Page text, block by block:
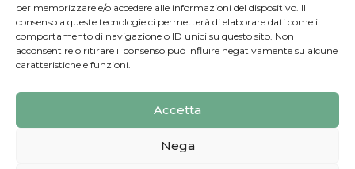
per memorizzare e/o accedere alle informazioni del dispositivo. Il
consenso a queste tecnologie ci permetterà di elaborare dati come il
comportamento di navigazione o ID unici su questo sito. Non
acconsentire o ritirare il consenso può influire negativamente su alcune
caratteristiche e funzioni.
Accetta
Nega
Copyright © 2025 Pavimento Pelvico Italia beAPPI srl |
Indirizzo: Via Cassia 1827 Int. A, 00123 Roma (RM) |
P.IVA: 16569171008 | Email PEC:
pavimentopelvicoitalia@pec.it | Codice Univoco: